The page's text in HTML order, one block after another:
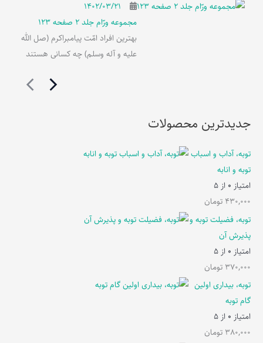
۱۴۰۲/۰۳/۲۱
مجموعه ورّام جلد 2 صفحه 123
بهترین افراد امّت پیامبراکرم (صل الله
علیه و آله وسلم) چه کسانی هستند
جدیدترین محصولات
توبه، آداب و اسباب
توبه و انابه
امتیاز 0 از 5
430,000 تومان
توبه، فضیلت توبه و
پذیرش آن
امتیاز 0 از 5
370,000 تومان
توبه، بیداری اولین
گام توبه
امتیاز 0 از 5
380,000 تومان